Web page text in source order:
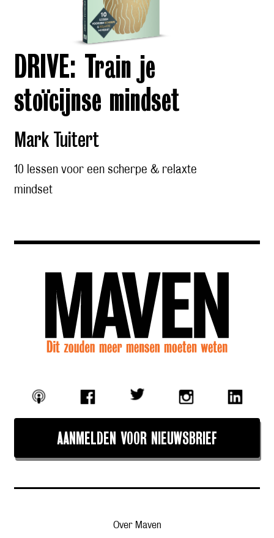
DRIVE: Train je
stoïcijnse mindset
Mark Tuitert
10 lessen voor een scherpe & relaxte
mindset
AANMELDEN VOOR NIEUWSBRIEF
Over Maven